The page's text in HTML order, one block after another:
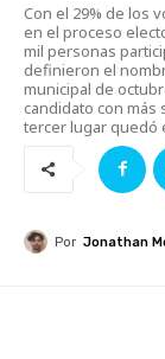
Con el 29% de los
en el proceso
mil personas
definieron el
municipal de
candidato con
tercer lugar quedó
Por Jonathan